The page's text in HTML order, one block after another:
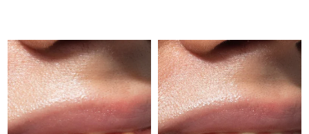
Саудовская Аравия
Ожидаемая дата доставки
11/08/2026
Сингапур
Ожидаемая дата доставки
12/08/2026
Ожидаемая дата доставки